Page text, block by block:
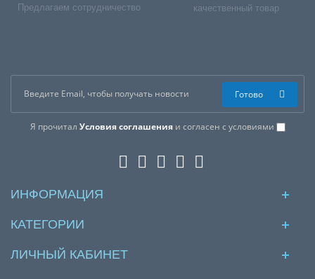
Предлагаем сотрудничество
качественный товар
Я прочитал Условия соглашенияи согласен с условиями
Готово
ИНФОРМАЦИЯ
КАТЕГОРИИ
ЛИЧНЫЙ КАБИНЕТ